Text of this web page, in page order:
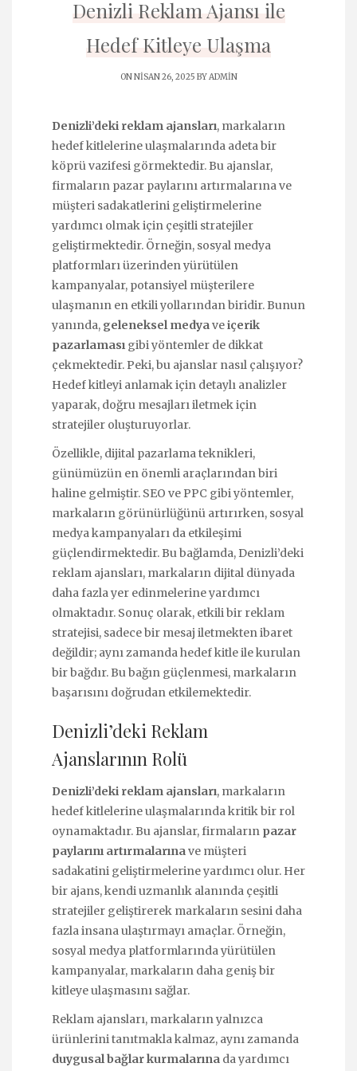
Denizli Reklam Ajansı ile
Hedef Kitleye Ulaşma
ON NISAN 26, 2025 BYADMIN
Denizli’deki reklam ajansları, markaların
hedef kitlelerine ulaşmalarında adeta bir
köprü vazifesi görmektedir. Bu ajanslar,
firmaların pazar paylarını artırmalarına ve
müşteri sadakatlerini geliştirmelerine
yardımcı olmak için çeşitli stratejiler
geliştirmektedir. Örneğin, sosyal medya
platformları üzerinden yürütülen
kampanyalar, potansiyel müşterilere
ulaşmanın en etkili yollarından biridir. Bunun
yanında, geleneksel medyaveiçerik
pazarlaması gibi yöntemler de dikkat
çekmektedir. Peki, bu ajanslar nasıl çalışıyor?
Hedef kitleyi anlamak için detaylı analizler
yaparak, doğru mesajları iletmek için
stratejiler oluşturuyorlar.
Özellikle, dijital pazarlama teknikleri,
günümüzün en önemli araçlarından biri
haline gelmiştir. SEO ve PPC gibi yöntemler,
markaların görünürlüğünü artırırken, sosyal
medya kampanyaları da etkileşimi
güçlendirmektedir. Bu bağlamda, Denizli’deki
reklam ajansları, markaların dijital dünyada
daha fazla yer edinmelerine yardımcı
olmaktadır. Sonuç olarak, etkili bir reklam
stratejisi, sadece bir mesaj iletmekten ibaret
değildir; aynı zamanda hedef kitle ile kurulan
bir bağdır. Bu bağın güçlenmesi, markaların
başarısını doğrudan etkilemektedir.
Denizli’deki Reklam
Ajanslarının Rolü
Denizli’deki reklam ajansları, markaların
hedef kitlelerine ulaşmalarında kritik bir rol
oynamaktadır. Bu ajanslar, firmaların pazar
paylarını artırmalarınave müşteri
sadakatini geliştirmelerine yardımcı olur. Her
bir ajans, kendi uzmanlık alanında çeşitli
stratejiler geliştirerek markaların sesini daha
fazla insana ulaştırmayı amaçlar. Örneğin,
sosyal medya platformlarında yürütülen
kampanyalar, markaların daha geniş bir
kitleye ulaşmasını sağlar.
Reklam ajansları, markaların yalnızca
ürünlerini tanıtmakla kalmaz, aynı zamanda
duygusal bağlar kurmalarına da yardımcı